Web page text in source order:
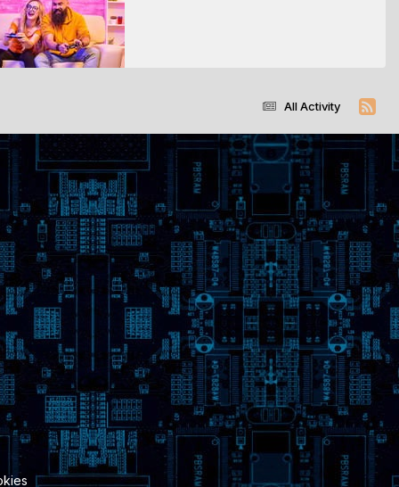
All Activity